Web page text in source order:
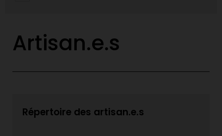
Artisan.e.s
Répertoire des artisan.e.s